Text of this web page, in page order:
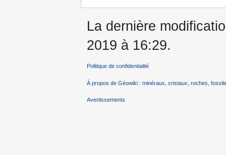
La dernière
2019 à 16:29.
Politique de confidentialité
À propos de Géowiki : minéraux, cristaux, roches,
Avertissements